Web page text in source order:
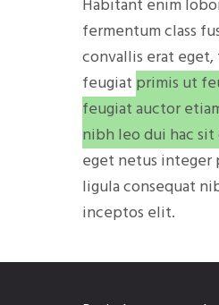
Habitant enim
fermentum class
convallis erat eget,
feugiat primis ut
feugiat auctor
nibh leo dui hac
eget netus
ligula consequat
inceptos elit.